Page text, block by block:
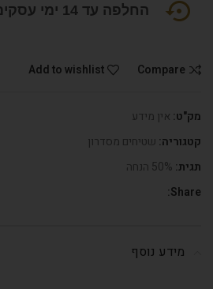
החלפה עד 14 ימי עסקים
Compare
Add to wishlist
מק"ט: אין מידע
קטגוריה: שטיחים מסדרון
תגית: 50% הנחה
Share:
מידע נוסף